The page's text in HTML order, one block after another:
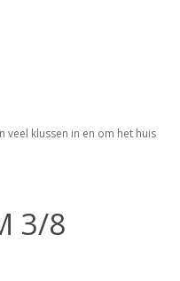
klussen in en om het huis
3/8